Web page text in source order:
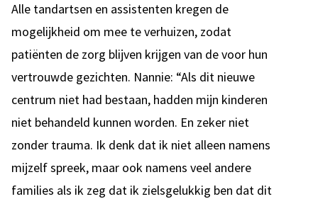
Alle tandartsen en assistenten kregen de
mogelijkheid om mee te verhuizen, zodat
patiënten de zorg blijven krijgen van de voor hun
vertrouwde gezichten. Nannie: “Als dit nieuwe
centrum niet had bestaan, hadden mijn kinderen
niet behandeld kunnen worden. En zeker niet
zonder trauma. Ik denk dat ik niet alleen namens
mijzelf spreek, maar ook namens veel andere
families als ik zeg dat ik zielsgelukkig ben dat dit